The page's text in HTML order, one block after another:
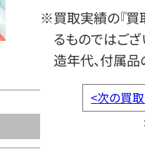
※買取実績の『買
るものではござ
造年代、付属品
<次の買